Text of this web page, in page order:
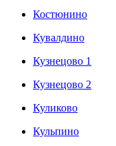
Костюнино
Кувалдино
Кузнецово 1
Кузнецово 2
Куликово
Кульпино